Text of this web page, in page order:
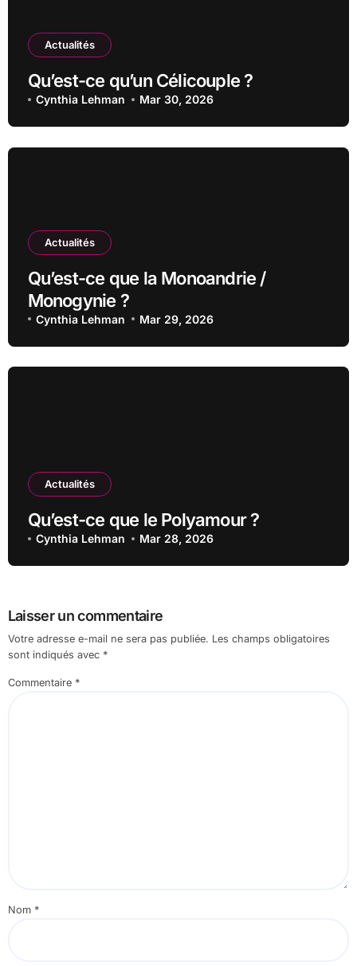
Actualités
Qu’est-ce qu’un Célicouple ?
Cynthia Lehman Mar 30, 2026
Actualités
Qu’est-ce que la Monoandrie /
Monogynie ?
Cynthia Lehman Mar 29, 2026
Actualités
Qu’est-ce que le Polyamour ?
Cynthia Lehman Mar 28, 2026
Laisser un commentaire
Votre adresse e-mail ne sera pas publiée. Les champs obligatoires
sont indiqués avec *
Commentaire *
Nom *